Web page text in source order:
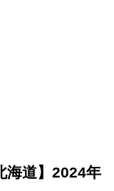
海道】2024年